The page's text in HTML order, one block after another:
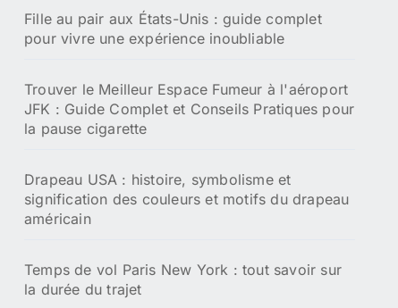
Fille au pair aux États-Unis : guide complet
pour vivre une expérience inoubliable
Trouver le Meilleur Espace Fumeur à l'aéroport
JFK : Guide Complet et Conseils Pratiques pour
la pause cigarette
Drapeau USA : histoire, symbolisme et
signification des couleurs et motifs du drapeau
américain
Temps de vol Paris New York : tout savoir sur
la durée du trajet